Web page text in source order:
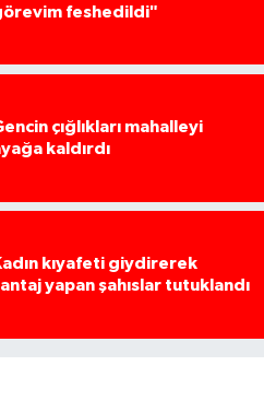
feshedildi"
çığlıkları mahalleyi
kaldırdı
kıyafeti giydirerek
yapan şahıslar tutuklandı